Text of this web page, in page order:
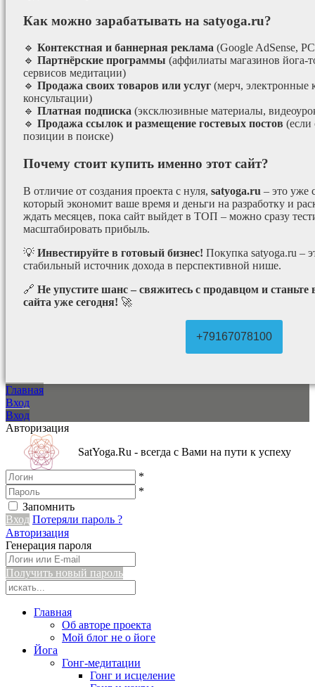
Как можно зарабатывать на satyoga.ru?
🔹 Контекстная и баннерная реклама (Google AdSense,
🔹 Партнёрские программы (аффилиаты магазинов йога-
сервисов медитации)
🔹 Продажа своих товаров или услуг (мерч, электронные
консультации)
🔹 Платная подписка (эксклюзивные материалы,
🔹 Продажа ссылок и размещение гостевых постов (если
позиции в поиске)
Почему стоит купить именно этот сайт?
В отличие от создания проекта с нуля, satyoga.ru – это уже
который экономит ваше время и деньги на разработку и
ждать месяцев, пока сайт выйдет в ТОП – можно сразу
масштабировать прибыль.
💡 Инвестируйте в готовый бизнес! Покупка satyoga.ru –
стабильный источник дохода в перспективной нише.
🔗 Не упустите шанс – свяжитесь с продавцом и
сайта уже сегодня! 🚀
+79167078100
Главная
Вход
Вход
Авторизация
SatYoga.Ru - всегда с Вами на пути к успеху
*
*
Запомнить
Вход Потеряли пароль ?
Авторизация
Генерация пароля
Получить новый пароль
Главная
Об авторе проекта
Мой блог не о йоге
Йога
Гонг-медитации
Гонг и исцеление